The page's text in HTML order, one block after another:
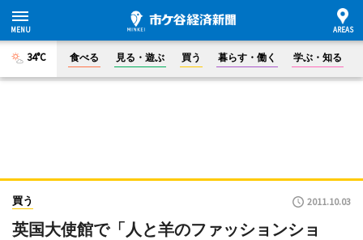
34°C 食べる 見る・遊ぶ 買う 暮らす・働く 学ぶ・知る
買う 2011.10.03
英国大使館で「人と羊のファッションショ